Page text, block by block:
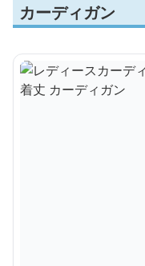
カーディガン